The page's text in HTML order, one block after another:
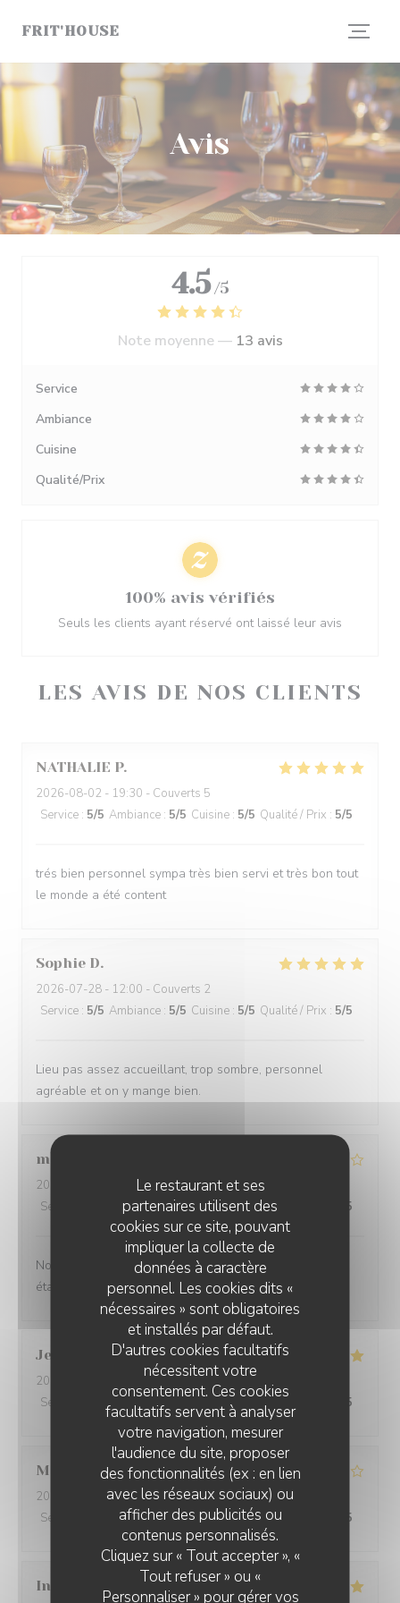
Le restaurant et ses
partenaires utilisent des
cookies sur ce site, pouvant
impliquer la collecte de
données à caractère
personnel. Les cookies dits «
nécessaires » sont obligatoires
et installés par défaut.
D'autres cookies facultatifs
nécessitent votre
consentement. Ces cookies
facultatifs servent à analyser
votre navigation, mesurer
l'audience du site, proposer
des fonctionnalités (ex : en lien
avec les réseaux sociaux) ou
afficher des publicités ou
contenus personnalisés.
Cliquez sur « Tout accepter », «
Tout refuser » ou «
Personnaliser » pour gérer vos
FRIT'HOUSE
Avis
LES AVIS DE NOS CLIENTS
NATHALIE P
2026-08-02 - 19:30 - Couverts 5
Service : 5/5 Ambiance : 5/5 Cuisine : 5/5 Qualité / Prix : 5/5
trés bien personnel sympa très bien servi et très bon tout
le monde a été content
Sophie D
2026-07-28 - 12:00 - Couverts 2
Service : 5/5 Ambiance : 5/5 Cuisine : 5/5 Qualité / Prix : 5/5
Lieu pas assez accueillant, trop sombre, personnel
agréable et on y mange bien.
michael
2026-07-24
- 19:00 - Couverts 9
Service
Ambiance: 4/5 Cuisine:5/5 Qualité / Prix /5
Nous avons passé un agréable moment et la nourriture
était très bonne !
Jean Philippe W
2026-07-14
- 19:30 - Couverts 5
Service
Ambiance: Cuisine : Qualité / Prix /5
Martine V
2026-07-01
- 12:30 - Couverts 3
Service
Ambiance: 4/5 Cuisine:4/5 Qualité / Prix /5
Ingrid
4.5 /5
Note moyenne — 13 avis
Service
Ambiance
Cuisine
Qualité/Prix
100% avis vérifiés
Seuls les clients ayant réservé ont laissé leur avis
FRIT'HOUSE